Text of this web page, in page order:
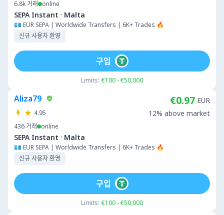
6.8k 거래 online
SEPA Instant · Malta
💶 EUR SEPA | Worldwide Transfers | 6K+ Trades 🔥
신규 사용자 환영
Limits: €100 - €50,000
구입
Aliza79
4.95
436 거래 online
SEPA Instant · Malta
💶 EUR SEPA | Worldwide Transfers | 6K+ Trades 🔥
신규 사용자 환영
€0.97 EUR
12% above market
Limits: €100 - €50,000
구입